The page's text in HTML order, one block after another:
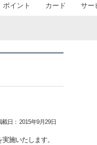
ポイント カード サー
載日： 2015年9月29日
施いたします。